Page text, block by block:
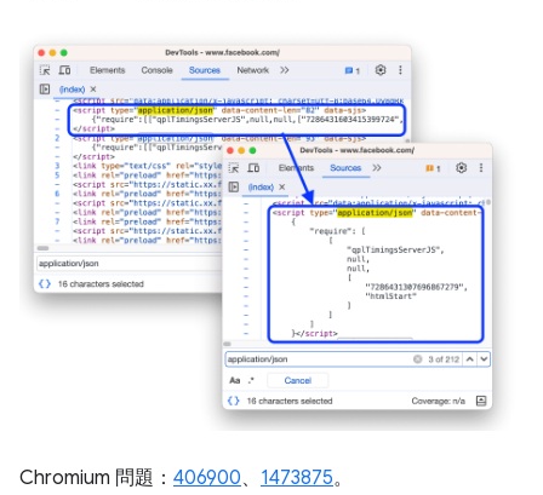
Chromium 問題： 406900、 1473875。